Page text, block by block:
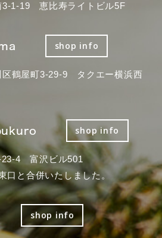
3-1-19 恵比寿ライトビル5F
shop info
区鶴屋町3-29-9 タクエー横浜西
shop info
23-4 富沢ビル501
口と合併いたしました。
shop info